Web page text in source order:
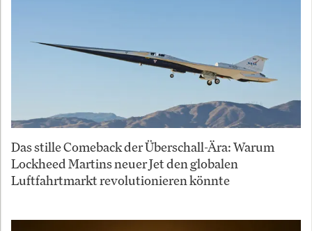
Das stille Comeback der Überschall-Ära: Warum
Lockheed Martins neuer Jet den globalen
Luftfahrtmarkt revolutionieren könnte